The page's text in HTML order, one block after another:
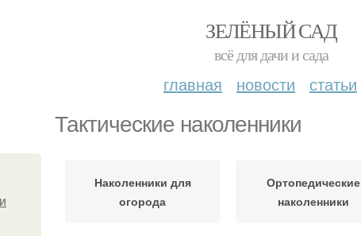
ЗЕЛЁНЫЙ САД
всё для дачи и сада
главная новости статьи
Тактические наколенники
Наколенники для
огорода
Ортопедические
наколенники